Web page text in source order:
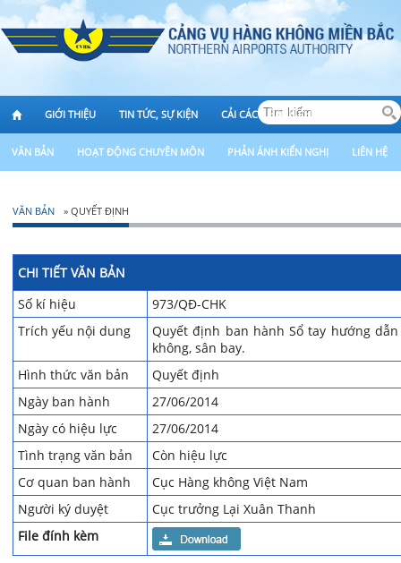
GIỚI THIỆU TIN TỨC, SỰ KIỆN CẢI CÁCH HÀNH CHÍNH
VĂN BẢN HOẠT ĐỘNG CHUYÊN MÔN PHẢN ÁNH KIẾN NGHỊ LIÊN HỆ
VĂN BẢN » QUYẾT ĐỊNH
CHI TIẾT VĂN BẢN
Số kí hiệu
973/QĐ-CHK
Trích yếu nội dung
Quyết định ban hành Sổ tay hướng
không, sân bay.
Hình thức văn bản
Quyết định
Ngày ban hành
27/06/2014
Ngày có hiệu lực
27/06/2014
Tình trạng văn bản
Còn hiệu lực
Cơ quan ban hành
Cục Hàng không Việt Nam
Người ký duyệt
Cục trưởng Lại Xuân Thanh
File đính kèm